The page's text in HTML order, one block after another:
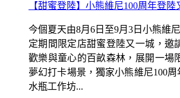
【甜蜜登陸】小熊維尼100周年登陸
今個夏天由8月6日至9月3日小熊維
定期間限定店甜蜜登陸又一城，邀
歡樂與童心的百畝森林，展開一場
夢幻打卡場景，獨家小熊維尼100
水瓶工作坊...